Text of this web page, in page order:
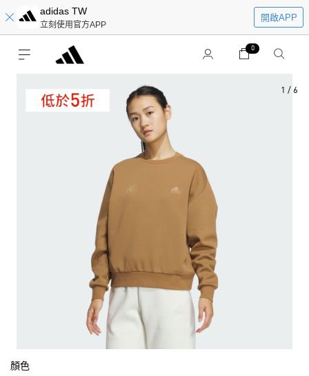
adidas TW
立刻使用官方APP
開啟APP
0
1 / 6
顏色